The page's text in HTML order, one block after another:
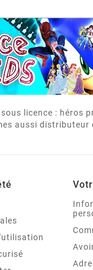
licence : héros
aussi